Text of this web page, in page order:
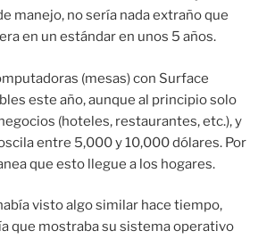
manejo, no sería nada extraño que
en un estándar en unos 5 años.
(mesas) con Surface
este año, aunque al principio solo
(hoteles, restaurantes, etc.), y
entre 5,000 y 10,000 dólares. Por
que esto llegue a los hogares.
visto algo similar hace tiempo,
que mostraba su sistema operativo